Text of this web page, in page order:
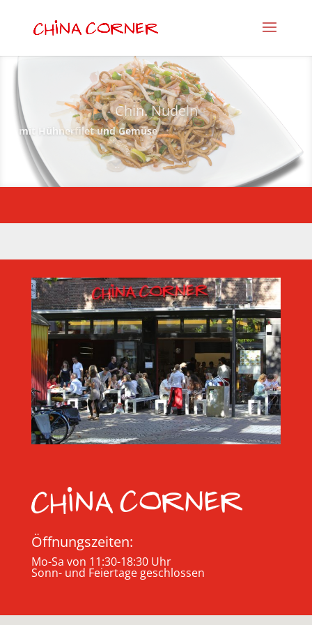
Chin. Nudeln
mit Hühnerfilet und Gemüse
Öffnungszeiten:
Mo-Sa von 11:30-18:30 Uhr
Sonn- und Feiertage geschlossen